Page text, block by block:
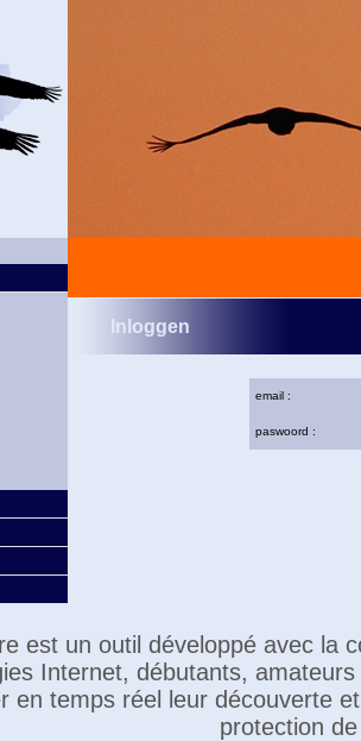
Inloggen
email :
paswoord :
est un outil développé avec la
Internet, débutants,
en temps réel leur découverte
protection